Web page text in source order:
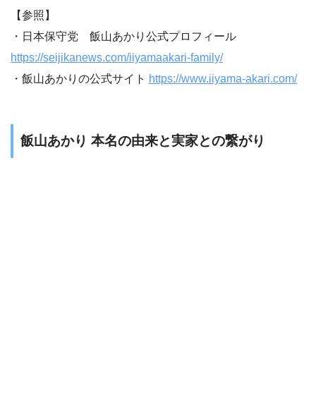
【参照】
・日本保守党 飯山あかり公式プロフィール
https://seijikanews.com/iiyamaakari-family/
・飯山あかりの公式サイト https://www.iiyama-akari.com/
飯山あかり 本名の由来と実家との繋がり